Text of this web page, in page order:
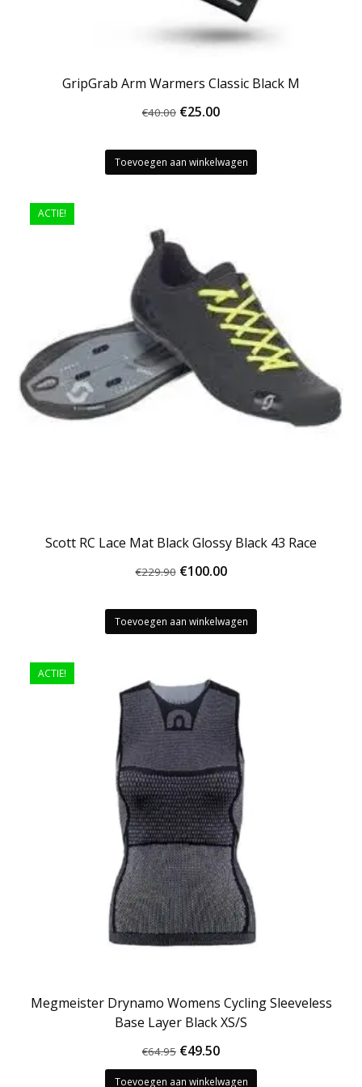
GripGrab Arm Warmers Classic Black M
€40.00 Oorspronkelijke
was:
€40.00.
€25.00Huidige
is:
€25.00.
Toevoegen aan winkelwagen
ACTIE!
Scott RC Lace Mat Black Glossy Black 43 Race
€229.90 Oorspronkelijke
was:
€229.90.
€100.00Huidige
is:
€100.00.
Toevoegen aan winkelwagen
ACTIE!
Megmeister Drynamo Womens Cycling Sleeveless
Base Layer Black XS/S
€64.95 Oorspronkelijke
prijs
€49.50Huidige
prijs
Toevoegen aan winkelwagen